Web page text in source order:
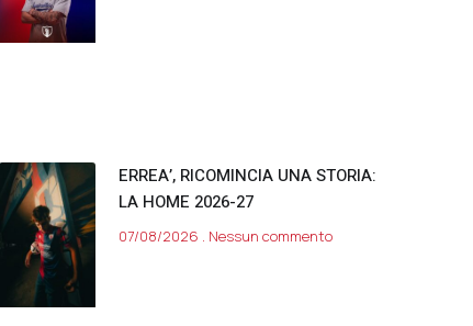
ERREA’, RICOMINCIA UNA STORIA:
LA HOME 2026-27
07/08/2026 Nessun commento